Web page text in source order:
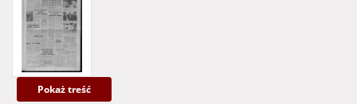
Pokaż treść